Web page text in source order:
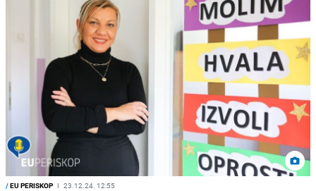
/EU PERISKOP I 23.12.24. 12:55